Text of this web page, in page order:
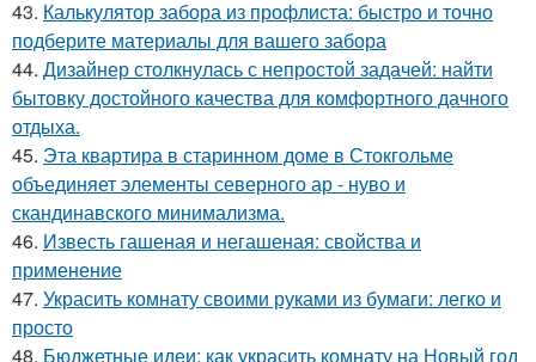
43. Калькулятор забора из профлиста: быстро и точно
подберите материалы для вашего забора
44. Дизайнер столкнулась с непростой задачей: найти
бытовку достойного качества для комфортного дачного
отдыха.
45. Эта квартира в старинном доме в Стокгольме
объединяет элементы северного ар - нуво и
скандинавского минимализма.
46. Известь гашеная и негашеная: свойства и
применение
47. Украсить комнату своими руками из бумаги: легко и
просто
48. Бюджетные идеи: как украсить комнату на Новый год